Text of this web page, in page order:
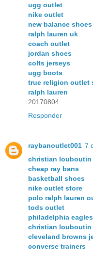
ugg outlet
nike outlet
new balance shoes
ralph lauren uk
coach outlet
jordan shoes
colts jerseys
ugg boots
true religion outlet
ralph lauren
20170804
Responder
raybanoutlet001 7
christian louboutin
cheap ray bans
basketball shoes
nike outlet store
polo ralph lauren
tods outlet
philadelphia
christian
cleveland browns
converse trainers